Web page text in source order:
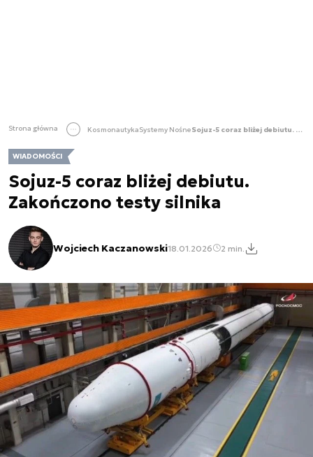
Strona główna KosmonautykaSystemy Nośne Sojuz-5 coraz bliżej debiutu. Zakończono testy silnika
WIADOMOŚCI
Sojuz-5 coraz bliżej debiutu.
Zakończono testy silnika
Wojciech Kaczanowski18.01.2026 2 min.